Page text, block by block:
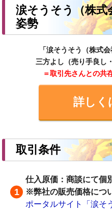
涙そうそう（株式
姿勢
「涙そうそう（株式
三方よし（売り手良し
＝取引先さんとの共
詳しく
取引条件
仕入原価：商談にて個
※弊社の販売価格につ
ポータルサイト「涙そ